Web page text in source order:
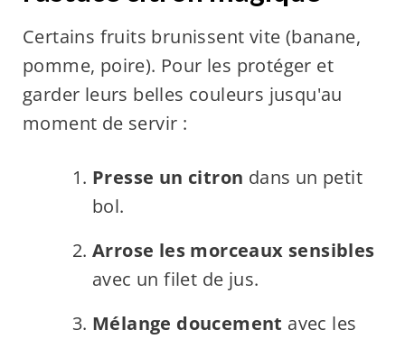
Certains fruits brunissent vite (banane,
pomme, poire). Pour les protéger et
garder leurs belles couleurs jusqu'au
moment de servir :
Presse un citron dans un petit
bol.
Arrose les morceaux sensibles
avec un filet de jus.
Mélange doucement avec les